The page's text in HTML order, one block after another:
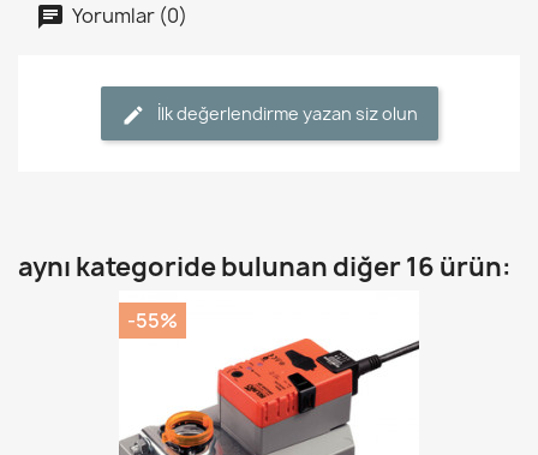
Yorumlar (0)
İlk değerlendirme yazan siz olun
aynı kategoride bulunan diğer 16 ürün:
-55%